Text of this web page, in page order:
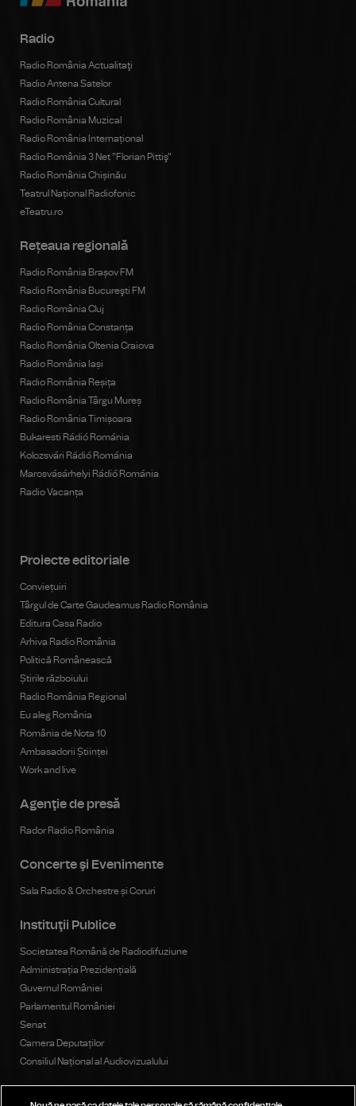
Radio
Radio România Actualitaţi
Radio Antena Satelor
Radio România Cultural
Radio România Muzical
Radio România Internațional
Radio România 3 Net "Florian Pittiş"
Radio România Chișinău
Teatrul Național Radiofonic
eTeatru.ro
Rețeaua regională
Radio România Brașov FM
Radio România Bucureşti FM
Radio România Cluj
Radio România Constanța
Radio România Oltenia Craiova
Radio România Iași
Radio România Reșița
Radio România Târgu Mureș
Radio România Timișoara
Bukaresti Rádió Románia
Kolozsvári Rádió Románia
Marosvásárhelyi Rádió Románia
Radio Vacanța
Proiecte editoriale
Conviețuiri
Târgul de Carte Gaudeamus Radio România
Editura Casa Radio
Arhiva Radio România
Politică Românească
Știrile războiului
Radio România Regional
Eu aleg România
România de Nota 10
Ambasadorii Științei
Work and live
Agenţie de presă
Rador Radio România
Concerte şi Evenimente
Sala Radio & Orchestre și Coruri
Instituţii Publice
Societatea Română de Radiodifuziune
Administrația Prezidențială
Guvernul României
Parlamentul României
Senat
Camera Deputaților
Consiliul Național al Audiovizualului